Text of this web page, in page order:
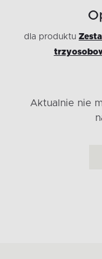
dla produktu
Aktualnie nie